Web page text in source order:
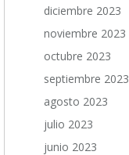
diciembre 2023
noviembre 2023
octubre 2023
septiembre 2023
agosto 2023
julio 2023
junio 2023